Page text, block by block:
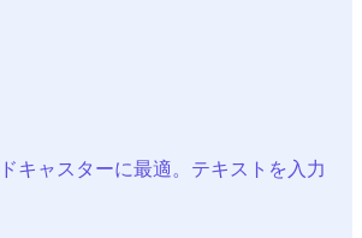
キャスターに最適。テキストを入力